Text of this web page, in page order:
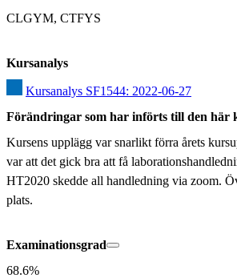
CLGYM, CTFYS
Kursanalys
Kursanalys SF1544: 2022-06-27
Förändringar som har införts till den här
Kursens upplägg var snarlikt förra årets
var att det gick bra att få
HT2020 skedde all handledning via zoom.
plats.
Examinationsgrad
68.6%